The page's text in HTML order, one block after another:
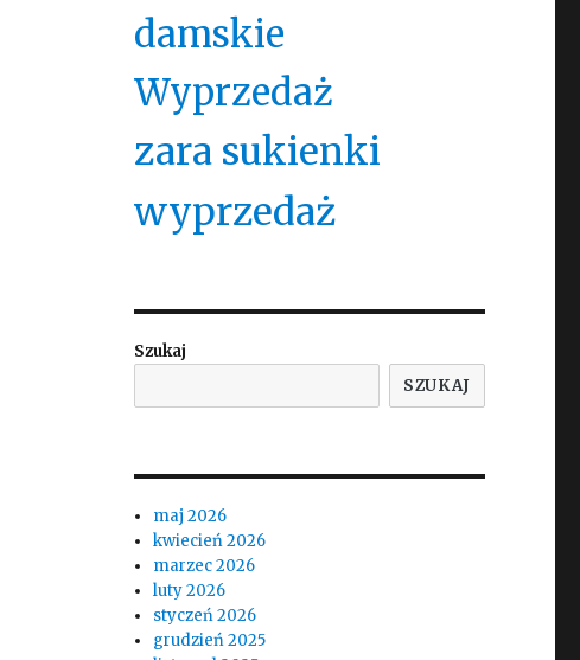
damskie
Wyprzedaż
zara sukienki
wyprzedaż
Szukaj
SZUKAJ
maj 2026
kwiecień 2026
marzec 2026
luty 2026
styczeń 2026
grudzień 2025